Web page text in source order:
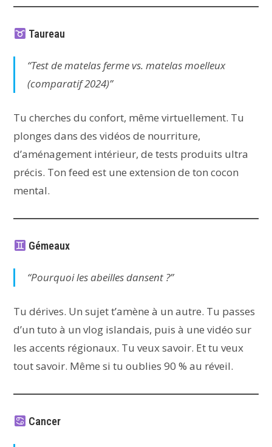
Taureau
“Test de matelas ferme vs. matelas moelleux
(comparatif 2024)”
Tu cherches du confort, même virtuellement. Tu
plonges dans des vidéos de nourriture,
d’aménagement intérieur, de tests produits ultra
précis. Ton feed est une extension de ton cocon
mental.
Gémeaux
“Pourquoi les abeilles dansent ?”
Tu dérives. Un sujet t’amène à un autre. Tu passes
d’un tuto à un vlog islandais, puis à une vidéo sur
les accents régionaux. Tu veux savoir. Et tu veux
tout savoir. Même si tu oublies 90 % au réveil.
Cancer